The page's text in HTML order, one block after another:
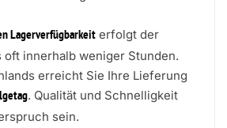
Lagerverfügbarkeit erfolgt der
oft innerhalb weniger Stunden.
erreicht Sie Ihre Lieferung
. Qualität und Schnelligkeit
sein.